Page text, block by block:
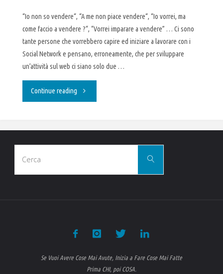
“Io non so vendere“, “A me non piace vendere“, “Io vorrei, ma
come faccio a vendere ?“, “Vorrei imparare a vendere” … Ci sono
tante persone che vorrebbero capire ed iniziare a lavorare con i
Social Network e pensano, erroneamente, che per sviluppare
un’attività sul web ci siano solo due …
Continue reading "Vendere
la
Cerca
Se Vuoi Avere Cose Mai Avute, Inizia a Fare Cose Mai Fatte
Prima CHI, poi COSA.